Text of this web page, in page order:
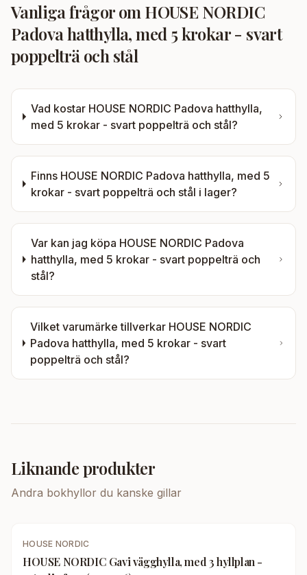
Vanliga frågor om HOUSE NORDIC
Padova hatthylla, med 5 krokar - svart
poppelträ och stål
Vad kostar HOUSE NORDIC Padova hatthylla,
med 5 krokar - svart poppelträ och stål?
Finns HOUSE NORDIC Padova hatthylla, med 5
krokar - svart poppelträ och stål i lager?
Var kan jag köpa HOUSE NORDIC Padova
hatthylla, med 5 krokar - svart poppelträ och
stål?
Vilket varumärke tillverkar HOUSE NORDIC
Padova hatthylla, med 5 krokar - svart
poppelträ och stål?
Liknande produkter
Andra bokhyllor du kanske gillar
HOUSE NORDIC
HOUSE NORDIC Gavi vägghylla, med 3 hyllplan -